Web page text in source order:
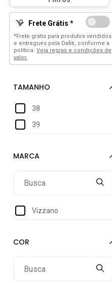
Frete Grátis *
*Frete grátis para produtos vendidos
e entregues pela Dafiti, conforme a
política: Veja regras e condições de
valor.
38
39
Vizzano